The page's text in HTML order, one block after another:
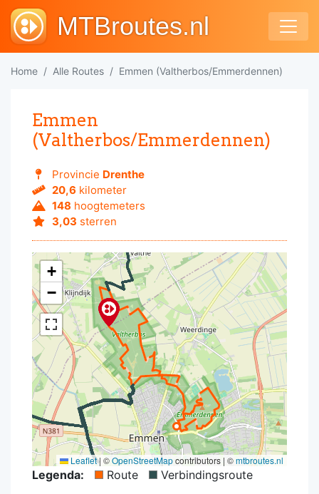
MTBroutes.nl
Home Alle Routes Emmen (Valtherbos/Emmerdennen)
Emmen
(Valtherbos/Emmerdennen)
Provincie Drenthe
20,6 kilometer
148 hoogtemeters
3,03 sterren
+
−
Leaflet| ©OpenStreetMapcontributors | ©mtbroutes.nl
Legenda: Route Verbindingsroute